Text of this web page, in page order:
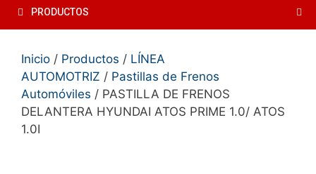
PRODUCTOS
Inicio / Productos / LÍNEA
AUTOMOTRIZ / Pastillas de Frenos
Automóviles / PASTILLA DE FRENOS
DELANTERA HYUNDAI ATOS PRIME 1.0/ ATOS
1.0I